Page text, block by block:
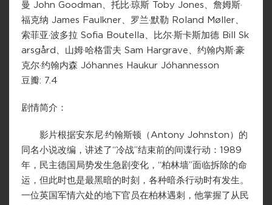
曼 John Goodman、托比·琼斯 Toby Jones、詹姆斯·
福克纳 James Faulkner、罗兰·默勒 Roland Møller、
索菲亚·波多拉 Sofia Boutella、比尔·斯卡斯加德 Bill Sk
arsgård、山姆·哈格雷夫 Sam Hargrave、约翰内斯·豪
克尔·约翰内森 Jóhannes Haukur Jóhannesson
豆瓣: 7.4
剧情简介：
影片根据安东尼·约翰斯顿（Antony Johnston）的
同名小说改编，讲述了“冷战”结束前的间谍行动：1989
年，民主德国局势发生急剧变化，“柏林墙”面临拆除的命
运，但此时也是最黑暗的时刻，各种暗杀行动时有发生。
一位英国军情六处的地下官员在柏林遇刺，他掌握了从民